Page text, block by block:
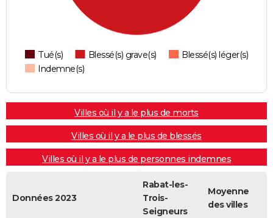
Tué(s) Blessé(s) grave(s)
Blessé(s) léger(s)
Indemne(s)
Villes où il y a le plus de morts
Villes où il y a le plus de blessés
Villes où il y a le plus de personnes indemnes
Données 2023
Rabat-les-
Trois-
Seigneurs
Moyenne
des villes